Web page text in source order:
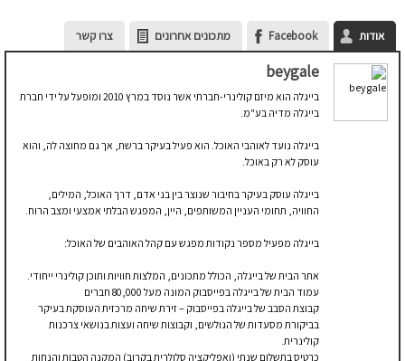
אודות Facebook מתכונים אחרונים צרו קשר
beygale
בייגלה הוא מיזם קולינרי-חברתי אשר נוסד במרץ 2010 ומופעל על ידי חברת
בייגלה מדיה בע"מ.
בייגלה נועד לאוהבי האוכל. הוא פעיל בעיקר ברשת, אך גם מחוצה לה, והוא
עוסק לא רק באוכל.
בייגלה עוסק בעיקר בחיבור שנוצר בין בני אדם, דרך האוכל, המילים,
החוויה, תחומי העניין המשותפים, היין, המפגש הבלתי אמצעי ומצב הרוח.
בייגלה מפעיל מספר נקודות מפגש עם קהל האוהבים של האוכל:
אתר הבית של בייגלה, הכולל מתכונים, המלצות חוויות ותוכן קולינרי ייחודי.
עמוד הבית של בייגלה בפייסבוק המונה מעל 80,000 חברים
קבוצת הסבב של בייגלה בפייסבוק – זירת שיחה מרכזית העוסקת בעיקר
בביקורת מסעדות של הגולשים, וקבוצות שיחה ועצות בנושאי צרכנות
קולינרית.
כרטיס בתשלום שנתי (ואפליקציה סלולרית בקרוב) המקנה הטבות והנחות